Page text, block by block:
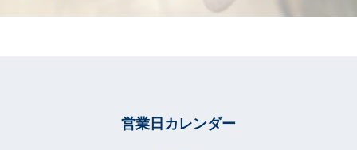
営業日カレンダー